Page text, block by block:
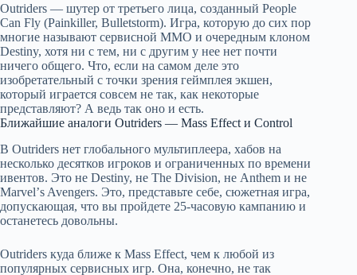
Outriders — шутер от третьего лица, созданный People
Can Fly (Painkiller, Bulletstorm). Игра, которую до сих пор
многие называют сервисной MMO и очередным клоном
Destiny, хотя ни с тем, ни с другим у нее нет почти
ничего общего. Что, если на самом деле это
изобретательный с точки зрения геймплея экшен,
который играется совсем не так, как некоторые
представляют? А ведь так оно и есть.
Ближайшие аналоги Outriders — Mass Effect и Control
В Outriders нет глобального мультиплеера, хабов на
несколько десятков игроков и ограниченных по времени
ивентов. Это не Destiny, не The Division, не Anthem и не
Marvelʼs Avengers. Это, представьте себе, сюжетная игра,
допускающая, что вы пройдете 25-часовую кампанию и
останетесь довольны.
Outriders куда ближе к Mass Effect, чем к любой из
популярных сервисных игр. Она, конечно, не так